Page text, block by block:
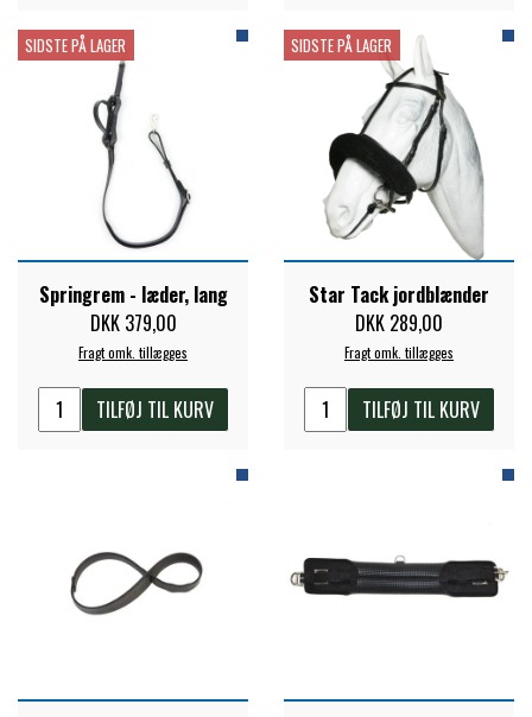
PREMIER EQUINE BENBESKYTTELSE
PREMIER EQUINE TRANSPORT
BESKYTTELSE
PREMIER EQUINE KØLETERAPI
PREMIER EQUINE GROOMING & STALD
PREMIER EQUINE RYTTER
JACKS
KÄLLQUIST EQUESTIAN
PREMIER EQUINE
SIDSTE PÅ LAGER
Springrem - læder, lang
DKK 379,00
Fragt omk. tillægges
TILFØJ TIL KURV
SIDSTE PÅ LAGER
Star Tack jordblænder
DKK 289,00
Fragt omk. tillægges
TILFØJ TIL KURV